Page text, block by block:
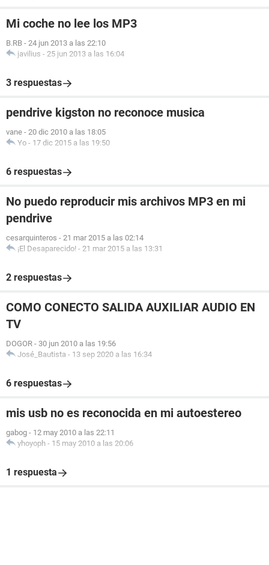
Mi coche no lee los MP3
B.RB - 24 jun 2013 a las 22:10
javilius - 25 jun 2013 a las 16:04
3 respuestas
pendrive kigston no reconoce musica
vane - 20 dic 2010 a las 18:05
Yo - 17 dic 2015 a las 19:50
6 respuestas
No puedo reproducir mis archivos MP3 en mi
pendrive
cesarquinteros - 21 mar 2015 a las 02:14
¡El Desaparecido! - 21 mar 2015 a las 13:31
2 respuestas
COMO CONECTO SALIDA AUXILIAR AUDIO EN
TV
DOGOR - 30 jun 2010 a las 19:56
José_Bautista - 13 sep 2020 a las 16:34
6 respuestas
mis usb no es reconocida en mi autoestereo
gabog - 12 may 2010 a las 22:11
yhoyoph - 15 may 2010 a las 20:06
1 respuesta